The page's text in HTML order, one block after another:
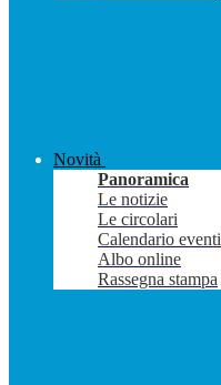
Novità
Panoramica
Le notizie
Le circolari
Calendario eventi
Albo online
Rassegna stampa